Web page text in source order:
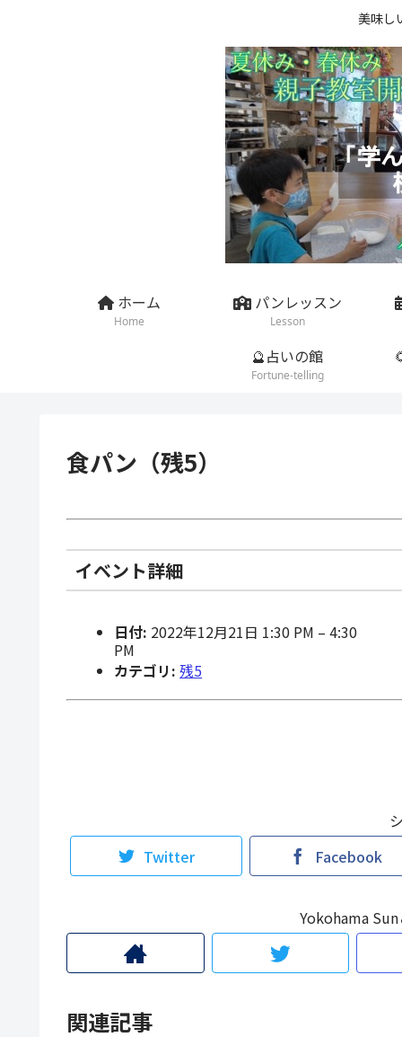
美味し
ホーム
Home
パンレッスン
Lesson
🔮占いの館
Fortune-telling
食パン（残5）
イベント詳細
日付: 2022年12月21日 1:30 PM –4:30
PM
カテゴリ: 残5
Twitter
Facebook
Yokohama
関連記事